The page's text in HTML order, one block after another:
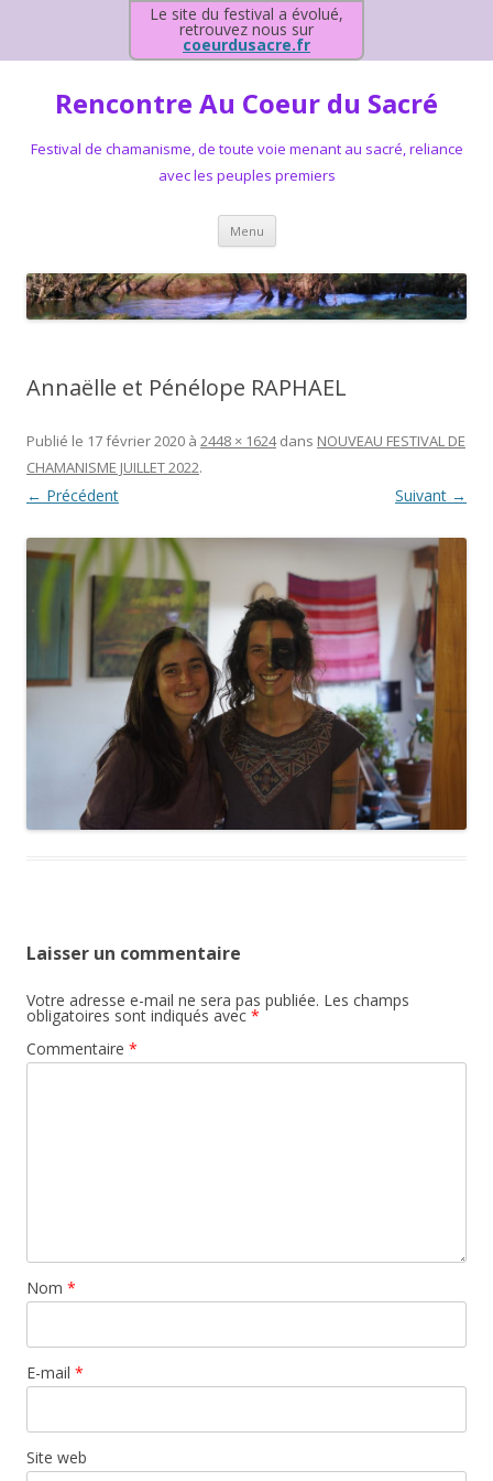
Le site du festival a évolué,
retrouvez nous sur
coeurdusacre.fr
Rencontre Au Coeur du Sacré
Festival de chamanisme, de toute voie menant au sacré, reliance
avec les peuples premiers
Menu Aller au contenu principal
Annaëlle et Pénélope RAPHAEL
Publié le 17 février 2020 à 2448 × 1624dans NOUVEAU FESTIVAL DE
CHAMANISME JUILLET 2022.
← Précédent Suivant →
Laisser un commentaire
Votre adresse e-mail ne sera pas publiée. Les champs
obligatoires sont indiqués avec *
Commentaire *
Nom *
E-mail *
Site web